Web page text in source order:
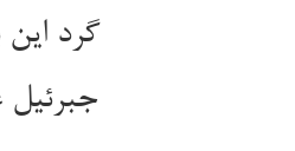
گرد این بام و کبوترخانه من ** چون کبوتر پر زنم مستانه من
جبرئیل عشقم و سدره‌م توی ** من سقیمم عیسی مریم توی